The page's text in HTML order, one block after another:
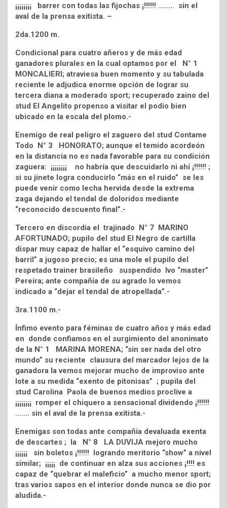
¡¡¡¡¡¡¡¡ barrer con todas las fijochas ¡!!!!!! …….. sin el
aval de la prensa exitista. –
2da.1200 m.
Condicional para cuatro añeros y de más edad
ganadores plurales en la cual optamos por el N° 1
MONCALIERI; atraviesa buen momento y su tabulada
reciente le adjudica enorme opción de lograr su
tercera diana a moderado sport; recuperado zaino del
stud El Angelito propenso a visitar el podio bien
ubicado en la escala del plomo.-
Enemigo de real peligro el zaguero del stud Contame
Todo N° 3 HONORATO; aunque el temido acordeón
en la distancia no es nada favorable para su condición
zaguera: ¡¡¡¡¡¡¡¡ no habría que descuidarlo ni ahí ¡!!!!!! ;
si su jinete logra conducirlo “más en el ruido” se les
puede venir como lecha hervida desde la extrema
zaga dejando el tendal de doloridos mediante
“reconocido descuento final”.-
Tercero en discordia el trajinado N° 7 MARINO
AFORTUNADO; pupilo del stud El Negro de cartilla
dispar muy capaz de hallar el “esquivo camino del
barril” a jugoso precio; es una mole el pupilo del
respetado trainer brasileño suspendido Ivo “master”
Pereira; ante compañía de su agrado lo vemos
indicado a “dejar el tendal de atropellada”.-
3ra.1100 m.-
Ínfimo evento para féminas de cuatro años y más edad
en donde confiamos en el surgimiento del anonimato
de la N° 1 MARINA MORENA; “sin ser nada del otro
mundo” su reciente clausura del marcador lejos de la
ganadora la vemos mejorar mucho de improviso ante
lote a su medida “exento de pitonisas” ; pupila del
stud Carolina Paola de buenos medios proclive a
¡¡¡¡¡¡¡¡ romper el chiquero a sensacional dividendo ¡!!!!!!
……. sin el aval de la prensa exitista.-
Enemigas son todas ante compañía devaluada exenta
de descartes ; la N° 8 LA DUVIJA mejoro mucho
¡¡¡¡¡¡ sin boletos ¡!!!!!! logrando meritorio “show” a nivel
similar; ¡¡¡¡¡ de continuar en alza sus acciones ¡!!!! es
capaz de “quebrar el maleficio” a mucho menor sport;
tras varios sapos en el interior donde nunca se dio por
aludida.-